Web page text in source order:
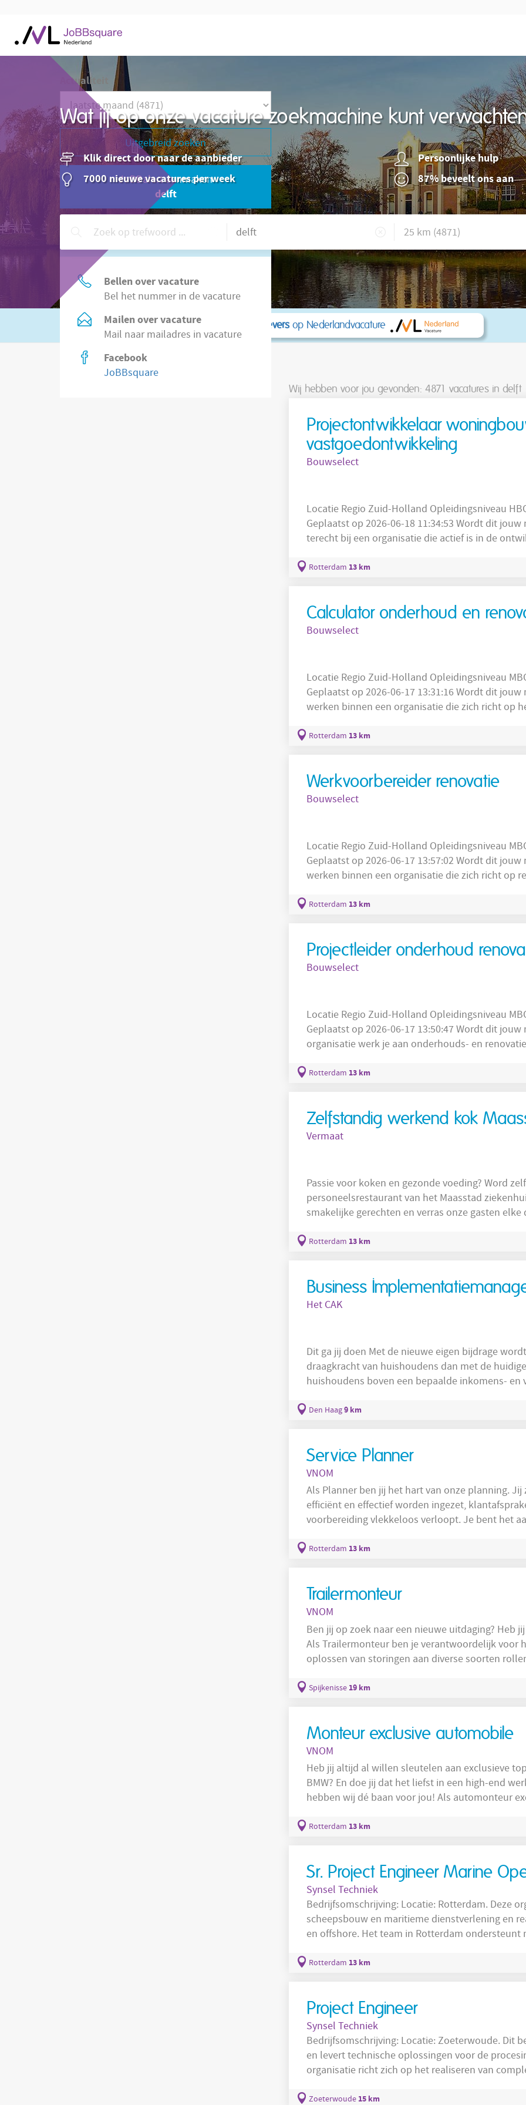
Wat jij op onze vacature zoekmachine kunt
Klik direct door naar de aanbieder
Persoonlijke hulp
7000 nieuwe vacatures per week
87% beveelt ons aan
Of zoek in8.500 vacatures direct bij werkgeversop Nederlandvacature
Actualiteit
Uitgebreid zoeken
JoBBalert aanmaken
delft
Hulp nodig?
Bellen over vacature
Bel het nummer in de vacature
Mailen over vacature
Mail naar mailadres in vacature
Facebook
JoBBsquare
Wij hebben voor jou gevonden: 4871 vacatures in delft
Projectontwikkelaar
vastgoedontwikkeling
Bouwselect
Locatie Regio Zuid-Holland Opleidingsniveau HBO Sector Bouw Salaris 4500 - 6000
Geplaatst op 2026-06-18 11:34:53 Wordt dit jouw nieuwe
terecht bij een organisatie die actief is in de
toekomstbestendige woonomgevingen waar
Rotterdam 13 km
Calculator onderhoud en
Bouwselect
Locatie Regio Zuid-Holland Opleidingsniveau MBO Sector Bouw Salaris 3600 - 4600
Geplaatst op 2026-06-17 13:31:16 Wordt dit jouw
werken binnen een organisatie die zich richt op
voornamelijk in de utiliteitsbouw en
Rotterdam 13 km
Werkvoorbereider renovatie
Bouwselect
Locatie Regio Zuid-Holland Opleidingsniveau MBO Sector Bouw Salaris 3500 - 4500
Geplaatst op 2026-06-17 13:57:02 Wordt dit jouw
werken binnen een organisatie die zich richt op
impact op de kwaliteit en
Rotterdam 13 km
Projectleider onderhoud
Bouwselect
Locatie Regio Zuid-Holland Opleidingsniveau MBO Sector Bouw Salaris 4800 - 5500
Geplaatst op 2026-06-17 13:50:47 Wordt dit jouw nieuwe
organisatie werk je aan onderhouds- en
planning en samenwerking centraal staan.
Rotterdam 13 km
Zelfstandig werkend kok
Vermaat
Passie voor koken en gezonde voeding? Word
personeelsrestaurant van het Maasstad
smakelijke gerechten en verras onze gasten elke dag. Jouw werkplek Vlakbij het
medewerkers en gasten in het, personeels- en
Rotterdam 13 km
Business
Het CAK
Dit ga jij doen Met de nieuwe eigen bijdrage wordt meer rekening gehouden met de
draagkracht van huishoudens dan met de
huishoudens boven een bepaalde inkomens- en
programma is om ervoor te zorgen dat burgers,
Den Haag9 km
Service Planner
VNOM
Als Planner ben jij het hart van onze planning.
efficiënt en effectief worden ingezet,
voorbereiding vlekkeloos verloopt. Je bent het
circa 25 monteurs; Prioriteiten van meldingen, storingen en opdrachten; Bewaken van
Rotterdam 13 km
Trailermonteur
VNOM
Ben jij op zoek naar een nieuwe uitdaging? Heb
Als Trailermonteur ben je verantwoordelijk voor
oplossen van storingen aan diverse soorten
uitvoeren van onderhoudsbeurten aan alle
Spijkenisse 19 km
Monteur exclusive automobile
VNOM
Heb jij altijd al willen sleutelen aan exclusieve
BMW? En doe jij dat het liefst in een high-end
hebben wij dé baan voor jou! Als automonteur exclusieve merken kom je terecht in een
Hieronder een greep uit jouw takenpakket: Onderhoud en reparaties uitvoeren aan
Rotterdam 13 km
Sr. Project Engineer Marine
Synsel Techniek
Bedrijfsomschrijving: Locatie: Rotterdam. Deze organisatie opereert binnen de
scheepsbouw en maritieme dienstverlening en
en offshore. Het team in Rotterdam ondersteunt
en in havens. Deze organisatie levert
Rotterdam 13 km
Project Engineer
Synsel Techniek
Bedrijfsomschrijving: Locatie: Zoeterwoude. Dit bedrijf opereert binnen de maakindustrie
en levert technische oplossingen voor de
organisatie richt zich op het realiseren van
naar uitvoerbare technische oplossingen en
Zoeterwoude 15 km